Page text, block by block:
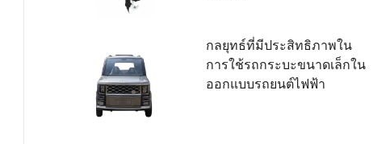
กลยุทธ์ที่มีประสิทธิภาพใน
การใช้รถกระบะขนาดเล็กใน
ออกแบบรถยนต์ไฟฟ้า